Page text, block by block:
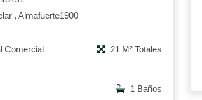
, Almafuerte1900
Comercial 21 M² Totales
1 Baños